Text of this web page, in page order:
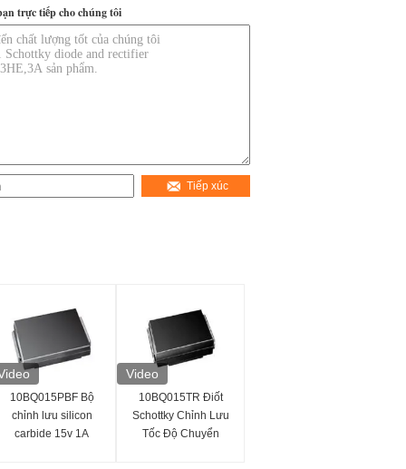
trực tiếp cho chúng tôi
Tiếp xúc
10BQ015PBF Bộ
chỉnh lưu silicon
carbide 15v 1A
Video
10BQ015TR Điốt
Schottky Chỉnh Lưu
Tốc Độ Chuyển